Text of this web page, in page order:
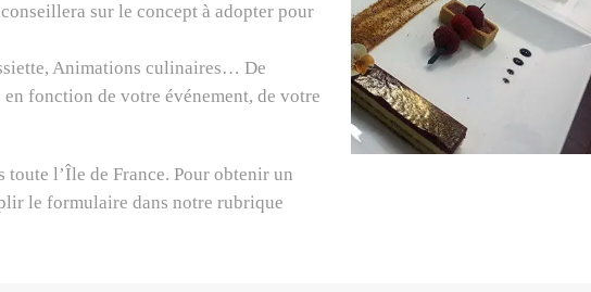
sur le concept à adopter pour
Animations culinaires… De
fonction de votre événement, de votre
l’Île de France. Pour obtenir un
le formulaire dans notre rubrique